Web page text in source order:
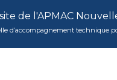
de l'APMAC
d’accompagnement technique